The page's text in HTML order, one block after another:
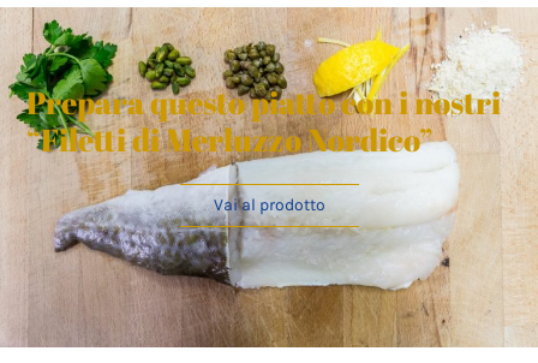
Prepara questo piatto con i nostri
“Filetti di Merluzzo Nordico”
Vai al prodotto